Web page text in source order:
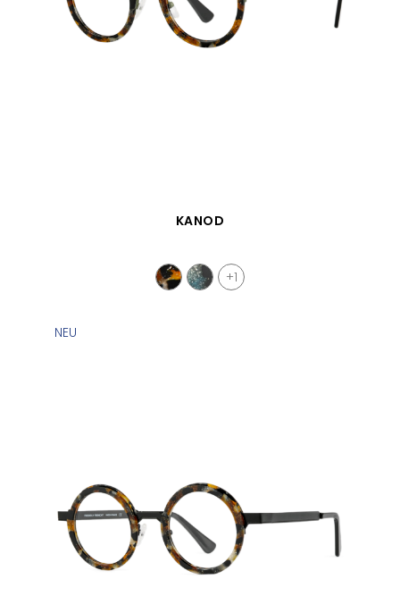
SCHNELLANSICHT
KANOD
+1
NEU